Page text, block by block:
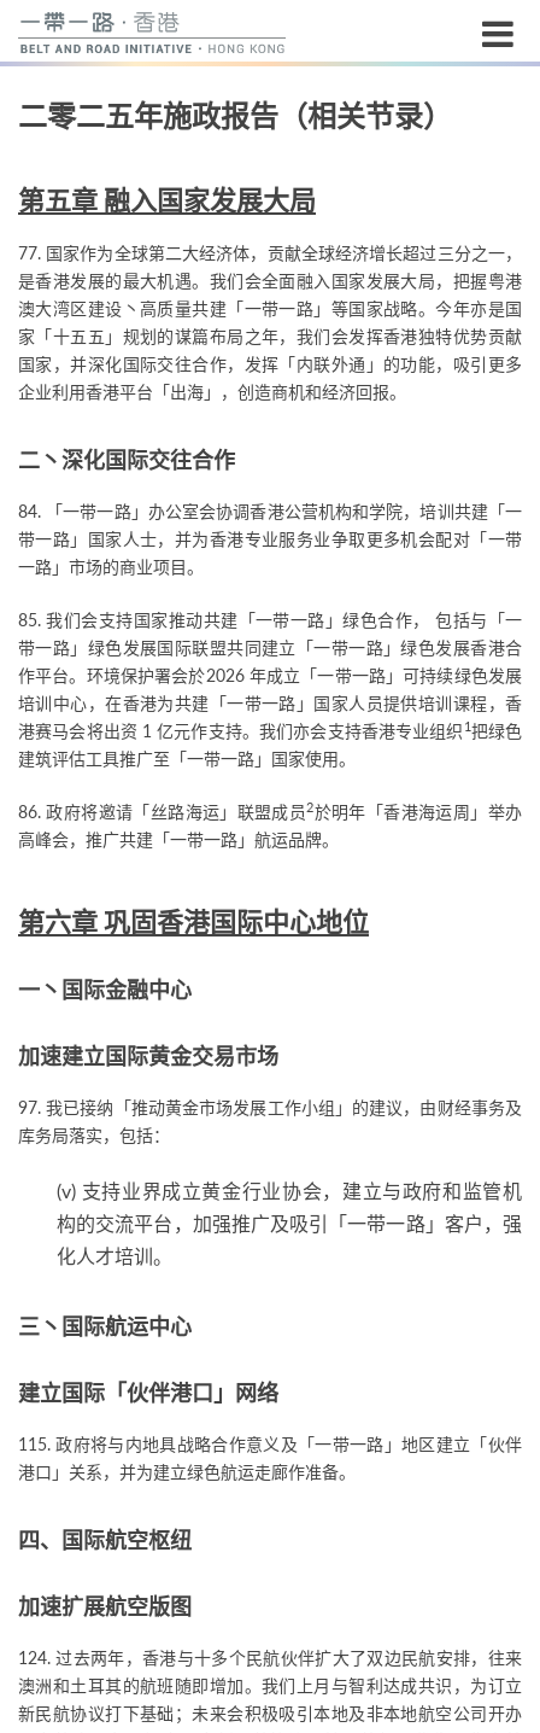
始
容
二零二五年施政报告（相关节录）
第五章 融入国家发展大局
77. 国家作为全球第二大经济体，贡献全球经济增长超过三分之一，
是香港发展的最大机遇。我们会全面融入国家发展大局，把握粤港
澳大湾区建设丶高质量共建「一带一路」等国家战略。今年亦是国
家「十五五」规划的谋篇布局之年，我们会发挥香港独特优势贡献
国家，并深化国际交往合作，发挥「内联外通」的功能，吸引更多
企业利用香港平台「出海」，创造商机和经济回报。
二丶深化国际交往合作
84. 「一带一路」办公室会协调香港公营机构和学院，培训共建「一
带一路」国家人士，并为香港专业服务业争取更多机会配对「一带
一路」市场的商业项目。
85. 我们会支持国家推动共建「一带一路」绿色合作， 包括与「一
带一路」绿色发展国际联盟共同建立「一带一路」绿色发展香港合
作平台。环境保护署会於2026 年成立「一带一路」可持续绿色发展
培训中心，在香港为共建「一带一路」国家人员提供培训课程，香
港赛马会将出资 1 亿元作支持。我们亦会支持香港专业组织 1 把绿色
建筑评估工具推广至「一带一路」国家使用。
86. 政府将邀请「丝路海运」联盟成员2於明年「香港海运周」举办
高峰会，推广共建「一带一路」航运品牌。
第六章 巩固香港国际中心地位
一丶国际金融中心
加速建立国际黄金交易市场
97. 我已接纳「推动黄金市场发展工作小组」的建议，由财经事务及
库务局落实，包括：
(v) 支持业界成立黄金行业协会，建立与政府和监管机
构的交流平台，加强推广及吸引「一带一路」客户，强
化人才培训。
三丶国际航运中心
建立国际「伙伴港口」网络
115. 政府将与内地具战略合作意义及「一带一路」地区建立「伙伴
港口」关系，并为建立绿色航运走廊作准备。
四、国际航空枢纽
加速扩展航空版图
124. 过去两年，香港与十多个民航伙伴扩大了双边民航安排，往来
澳洲和土耳其的航班随即增加。我们上月与智利达成共识，为订立
新民航协议打下基础；未来会积极吸引本地及非本地航空公司开办